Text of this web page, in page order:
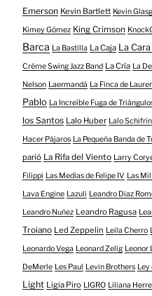
Emerson Kevin Bartlett Kevin
Kimey Gómez King Crimson
Barca La Bastilla La Caja La
Créme Swing Jazz Band La Cría La
Nelson Laermandá La Finca de
Pablo La Increíble Fuga de
los Santos Lalo Huber Lalo Schifrin
Hacer Pájaros La Pequeña Banda de
parió La Rifa del Viento Larry
Filippi Las Medias de Felipe IV Las
Lava Engine Lazuli Leandro Diaz
Leandro Nuñez Leandro Ragusa
Troiano Led Zeppelin Leila Cherro
Leonardo Vega Leonard Zelig Leonor
DeMerle Les Paul Levin Brothers Ley
Light Ligia Piro LIGRO Liliana